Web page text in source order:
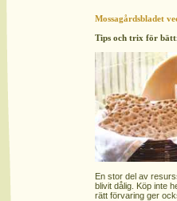
Mossagårdsbladet
Tips och trix för
En stor del av
blivit dålig. Köp inte
rätt förvaring ger